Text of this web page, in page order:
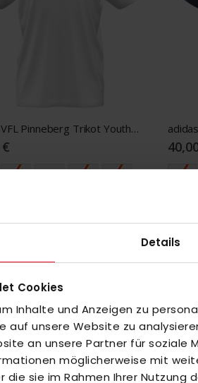
Details
Cookies
Inhalte und Anzeigen zu
auf unsere Website zu
an unsere Partner für soziale
möglicherweise mit
sie im Rahmen Ihrer Nutzung
adidas VFL Pinneberg Trikot Youth white
128 140 152 164 116